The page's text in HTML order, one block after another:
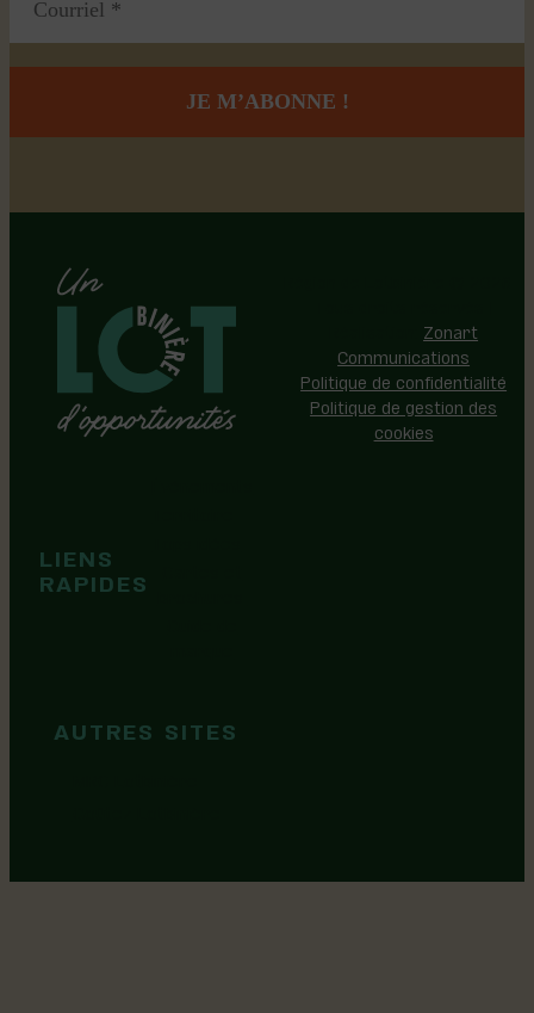
LIENS
RAPIDES
AUTRES SITES
Zonart
Communications
Politique de confidentialité
Politique de gestion des
cookies